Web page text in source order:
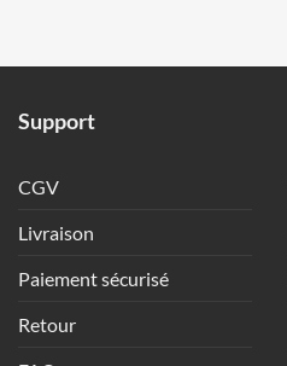
Support
CGV
Livraison
Paiement sécurisé
Retour